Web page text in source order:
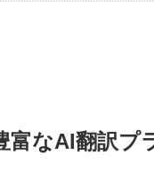
富なAI翻訳プ